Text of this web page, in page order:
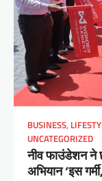
BUSINESS,
UNCATEGORIZED
नीव फाउंडेशन ने
अभियान ‘इस